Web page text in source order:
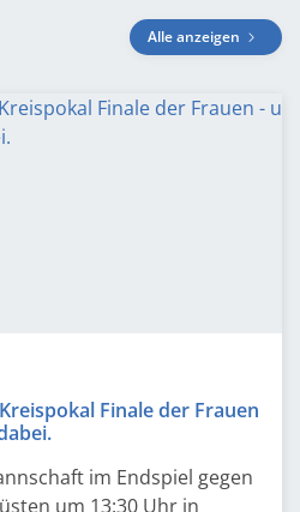
Alle anzeigen
Finale der Frauen
im Endspiel gegen
um 13:30 Uhr in